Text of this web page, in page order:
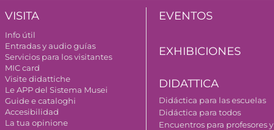
VISITA
Info útil
Entradas y audio guías
Servicios para los visitantes
MIC card
Visite didattiche
Le APP del Sistema Musei
Guide e cataloghi
Accesibilidad
La tua opinione
EVENTOS
EXHIBICIONES
DIDATTICA
Didáctica para las escuelas
Didáctica para todos
Encuentros para profesores y